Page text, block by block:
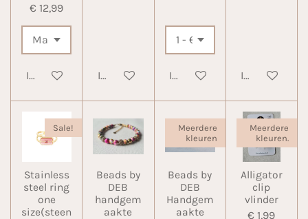
€ 12,99
In winkelwagenIn winkelwagenIn winkelwagen
In
Sale!
Stainless
steel ring
one
size(steen
Beads by
DEB
handgem
aakte
Meerdere
kleuren
Beads by
DEB
Handgem
aakte
Meerdere
kleuren.
Alligator
clip
vlinder
€ 1,99